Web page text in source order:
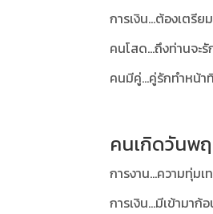
การเงิน...ต้องเตรี
คนโสด...ถึงท่านจะ
คนมีคู่...คู่รักทำหน้
คนเกิดวันพ
การงาน...ความทุ่ม
การเงิน...มีเข้ามา